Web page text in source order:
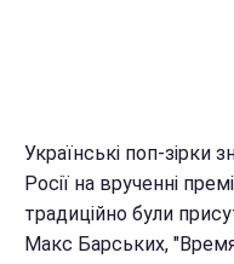
Українські поп-зірки
Росії на врученні
традиційно були
Макс Барських,